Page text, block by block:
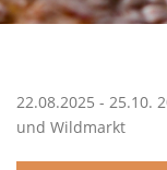
22.08.2025 - 25.10.
und Wildmarkt